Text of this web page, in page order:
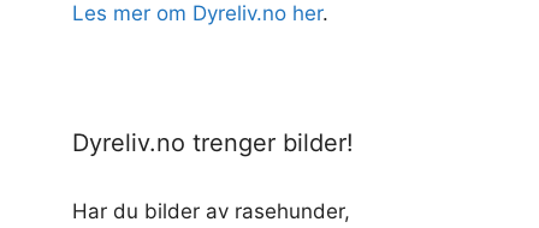
Les mer om Dyreliv.no her.
Dyreliv.no trenger bilder!
Har du bilder av rasehunder,